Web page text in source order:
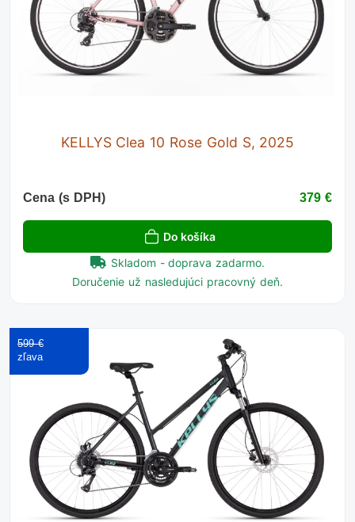
KELLYS Clea 10 Rose Gold S, 2025
Cena (s DPH) 379 €
Do košíka
Skladom - doprava zadarmo.
Doručenie už nasledujúci pracovný deň.
599 €